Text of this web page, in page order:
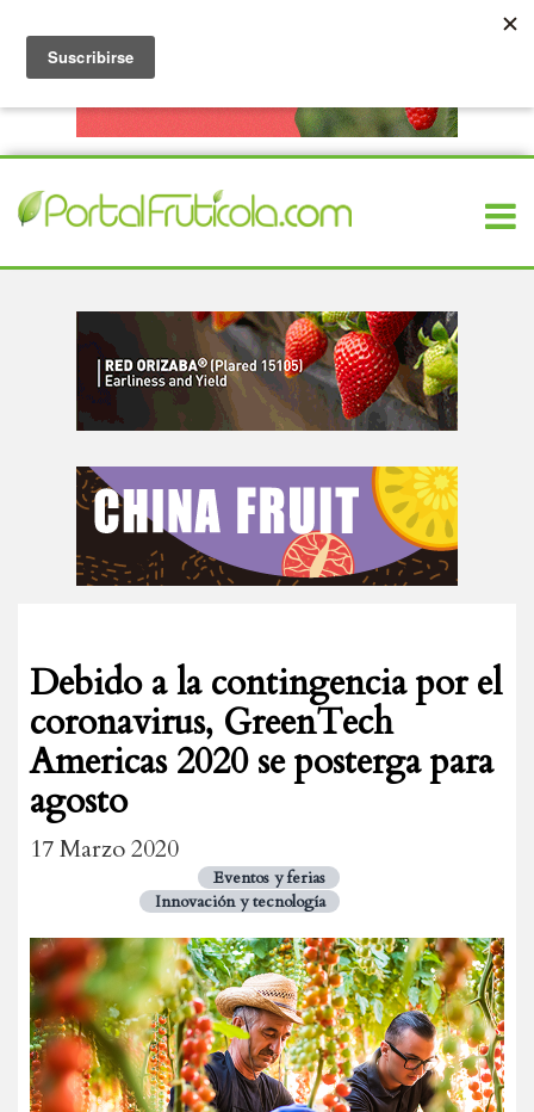
Debido a la contingencia por el
coronavirus, GreenTech
Americas 2020 se posterga para
agosto
17 Marzo 2020
Eventos y ferias
Innovación y tecnología